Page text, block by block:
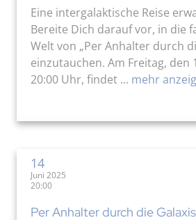
Eine intergalaktische Reise
Bereite Dich darauf vor, in die
Welt von „Per Anhalter durch
einzutauchen. Am Freitag, den
20:00 Uhr, findet ... mehr
14
Juni 2025
20:00
Per Anhalter durch die